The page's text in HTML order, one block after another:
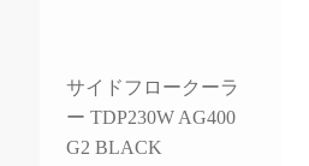
サイドフロークーラ
ー TDP230W AG400
G2 BLACK